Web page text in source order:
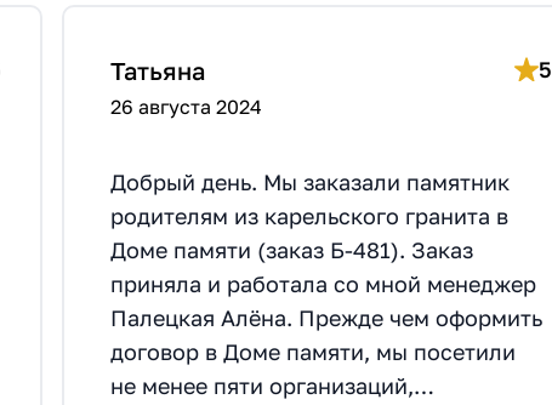
Татьяна 5
26 августа 2024
Добрый день. Мы заказали памятник
родителям из карельского гранита в
Доме памяти (заказ Б-481). Заказ
приняла и работала со мной менеджер
Палецкая Алёна. Прежде чем оформить
договор в Доме памяти, мы посетили
не менее пяти организаций,